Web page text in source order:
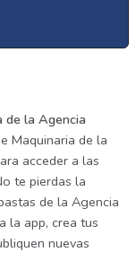
de la Agencia
Maquinaria de la
acceder a las
te pierdas la
de la Agencia
la app, crea tus
nuevas